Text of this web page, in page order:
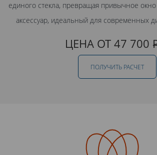
единого стекла, превращая привычное
аксессуар, идеальный для современных
ЦЕНА ОТ 47 700
ПОЛУЧИТЬ РАСЧЕТ